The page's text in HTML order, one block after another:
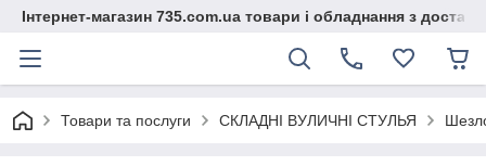
Інтернет-магазин 735.com.ua товари і обладнання з
Товари та послуги СКЛАДНІ ВУЛИЧНІ СТУЛЬЯ